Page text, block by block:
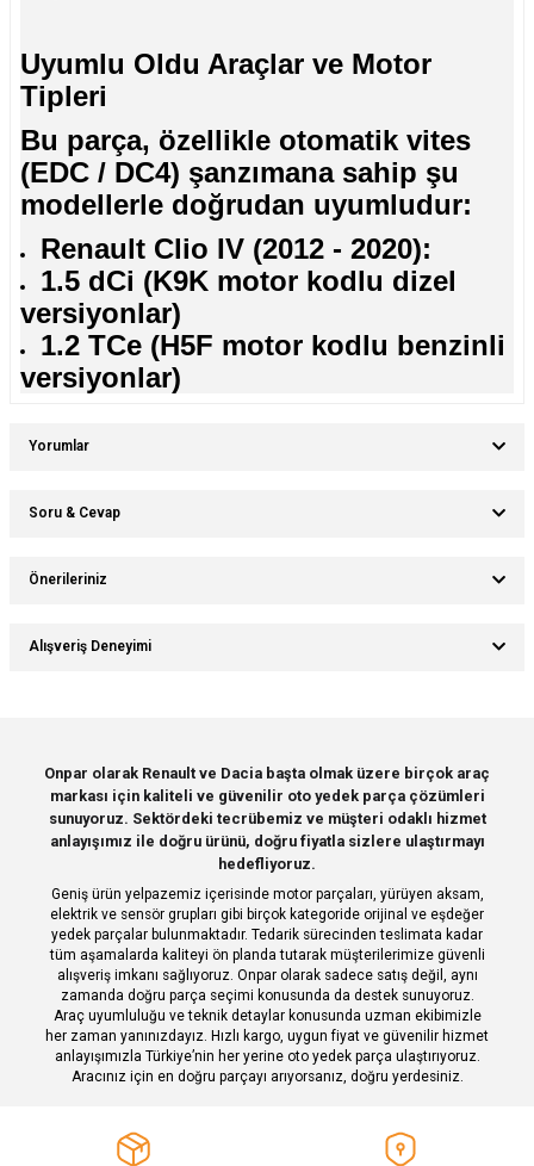
Uyumlu Oldu Araçlar ve Motor
Tipleri
Bu parça, özellikle otomatik vites
(EDC / DC4) şanzımana sahip şu
modellerle doğrudan uyumludur:
Renault Clio IV (2012 - 2020):
1.5 dCi (K9K motor kodlu dizel
versiyonlar)
1.2 TCe (H5F motor kodlu benzinli
versiyonlar)
Yorumlar
Soru & Cevap
Önerileriniz
Bu ürünün fiyat bilgisi, resim, ürün açıklamalarında ve diğer konularda
yetersiz gördüğünüz noktaları öneri formunu kullanarak tarafımıza
Ürün resmi kalitesiz, bozuk veya görüntülenemiyor.
Ürün açıklamasında eksik bilgiler bulunuyor.
Ürün bilgilerinde hatalar bulunuyor.
Ürün fiyatı diğer sitelerden daha pahalı.
Bu ürüne benzer farklı alternatifler olmalı.
Gönder
Alışveriş Deneyimi
Deneyimini Paylaş
Onpar olarak Renault ve Dacia başta olmak üzere birçok araç
markası için kaliteli ve güvenilir oto yedek parça çözümleri
sunuyoruz. Sektördeki tecrübemiz ve müşteri odaklı hizmet
anlayışımız ile doğru ürünü, doğru fiyatla sizlere ulaştırmayı
hedefliyoruz.
Geniş ürün yelpazemiz içerisinde motor parçaları, yürüyen aksam,
elektrik ve sensör grupları gibi birçok kategoride orijinal ve eşdeğer
yedek parçalar bulunmaktadır. Tedarik sürecinden teslimata kadar
tüm aşamalarda kaliteyi ön planda tutarak müşterilerimize güvenli
alışveriş imkanı sağlıyoruz. Onpar olarak sadece satış değil, aynı
zamanda doğru parça seçimi konusunda da destek sunuyoruz.
Araç uyumluluğu ve teknik detaylar konusunda uzman ekibimizle
her zaman yanınızdayız. Hızlı kargo, uygun fiyat ve güvenilir hizmet
anlayışımızla Türkiye’nin her yerine oto yedek parça ulaştırıyoruz.
Aracınız için en doğru parçayı arıyorsanız, doğru yerdesiniz.